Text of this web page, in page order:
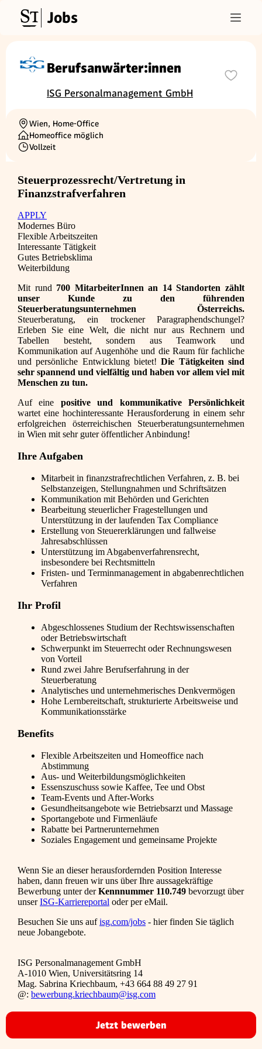
Jobs
Berufsanwärter:innen
ISG Personalmanagement GmbH
Ortschaft
Wien, Home-Office
Homeoffice möglich
Beschäftigungsart
Vollzeit
Steuerprozessrecht/Vertretung in
Finanzstrafverfahren
APPLY
Modernes Büro
Flexible Arbeitszeiten
Interessante Tätigkeit
Gutes Betriebsklima
Weiterbildung
Mit rund 700 MitarbeiterInnen an 14 Standorten zählt
unser Kunde zu den führenden
Steuerberatungsunternehmen Österreichs.
Steuerberatung, ein trockener Paragraphendschungel?
Erleben Sie eine Welt, die nicht nur aus Rechnern und
Tabellen besteht, sondern aus Teamwork und
Kommunikation auf Augenhöhe und die Raum für fachliche
und persönliche Entwicklung bietet!Die Tätigkeiten sind
sehr spannend und vielfältig und haben vor allem viel mit
Menschen zu tun.
Auf eine positive und kommunikative Persönlichkeit
wartet eine hochinteressante Herausforderung in einem sehr
erfolgreichen österreichischen Steuerberatungsunternehmen
in Wien mit sehr guter öffentlicher Anbindung!
Ihre Aufgaben
Mitarbeit in finanzstrafrechtlichen Verfahren, z. B. bei
Selbstanzeigen, Stellungnahmen und Schriftsätzen
Kommunikation mit Behörden und Gerichten
Bearbeitung steuerlicher Fragestellungen und
Unterstützung in der laufenden Tax Compliance
Erstellung von Steuererklärungen und fallweise
Jahresabschlüssen
Unterstützung im Abgabenverfahrensrecht,
insbesondere bei Rechtsmitteln
Fristen- und Terminmanagement in abgabenrechtlichen
Verfahren
Ihr Profil
Abgeschlossenes Studium der Rechtswissenschaften
oder Betriebswirtschaft
Schwerpunkt im Steuerrecht oder Rechnungswesen
von Vorteil
Rund zwei Jahre Berufserfahrung in der
Steuerberatung
Analytisches und unternehmerisches Denkvermögen
Hohe Lernbereitschaft, strukturierte Arbeitsweise und
Kommunikationsstärke
Benefits
Flexible Arbeitszeiten und Homeoffice nach
Abstimmung
Aus- und Weiterbildungsmöglichkeiten
Essenszuschuss sowie Kaffee, Tee und Obst
Team-Events und After-Works
Gesundheitsangebote wie Betriebsarzt und Massage
Sportangebote und Firmenläufe
Rabatte bei Partnerunternehmen
Soziales Engagement und gemeinsame Projekte
Wenn Sie an dieser herausfordernden Position Interesse
haben, dann freuen wir uns über Ihre aussagekräftige
Bewerbung unter derKennnummer 110.749 bevorzugt über
unserISG-Karriereportal oder per eMail.
Besuchen Sie uns aufisg.com/jobs - hier finden Sie täglich
neue Jobangebote.
ISG Personalmanagement GmbH
A-1010 Wien, Universitätsring 14
Mag. Sabrina Kriechbaum, +43 664 88 49 27 91
@: bewerbung.kriechbaum@isg.com
Jetzt bewerben